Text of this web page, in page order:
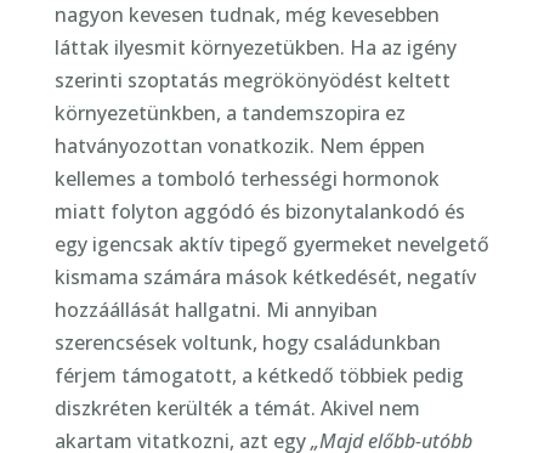
nagyon kevesen tudnak, még kevesebben
láttak ilyesmit környezetükben. Ha az igény
szerinti szoptatás megrökönyödést keltett
környezetünkben, a tandemszopira ez
hatványozottan vonatkozik. Nem éppen
kellemes a tomboló terhességi hormonok
miatt folyton aggódó és bizonytalankodó és
egy igencsak aktív tipegő gyermeket nevelgető
kismama számára mások kétkedését, negatív
hozzáállását hallgatni. Mi annyiban
szerencsések voltunk, hogy családunkban
férjem támogatott, a kétkedő többiek pedig
diszkréten kerülték a témát. Akivel nem
akartam vitatkozni, azt egy„Majd előbb-utóbb